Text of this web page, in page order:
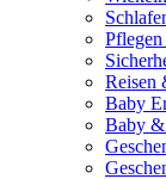
Reisen
Baby
Baby